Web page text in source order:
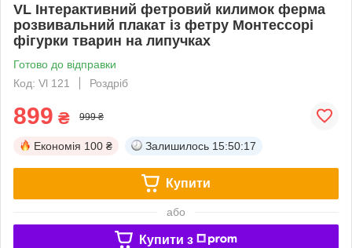
VL Інтерактивний фетровий килимок ферма
розвивальний плакат із фетру Монтессорі
фігурки тварин на липучках
Готово до відправки
Код: Vl 121
Роздріб
899 ₴ 999 ₴
Економія 100 ₴ Залишилось 15:50:16
Купити
або
Купити з